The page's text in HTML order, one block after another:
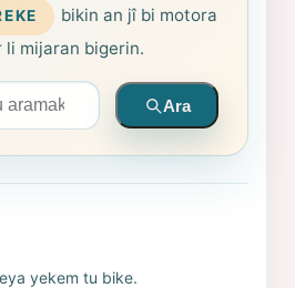
bikin an jî bi motora
li mijaran bigerin.
Ara
yekem tu bike.